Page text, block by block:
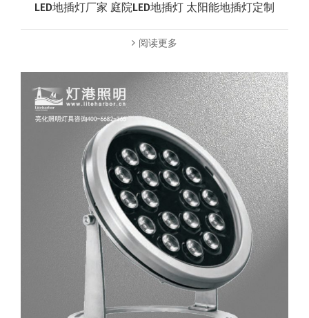
LED地插灯厂家 庭院LED地插灯 太阳能地插灯定制
阅读更多